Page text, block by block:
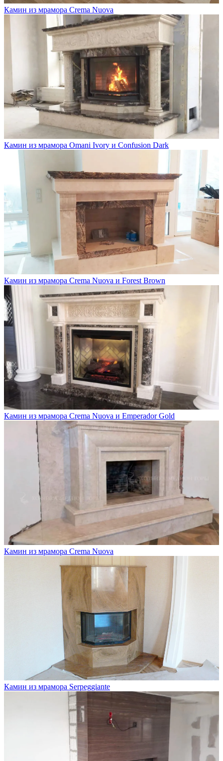
Камин из мрамора Crema Nuova
Камин из мрамора Omani Ivory и Сonfusion Dark
Камин из мрамора Crema Nuova и Forest Brown
Камин из мрамора Crema Nuova и Emperador Gold
Камин из мрамора Crema Nuova
Камин из мрамора Serpeggiante